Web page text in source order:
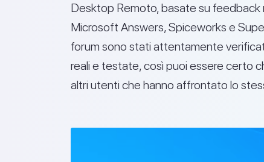
Desktop Remoto, basate su feedback
Microsoft Answers, Spiceworks e
forum sono stati attentamente
reali e testate, così puoi essere certo
altri utenti che hanno affrontato lo